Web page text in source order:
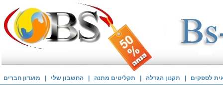
לספקים תקנון הגרלה תקליטים מתנה החשבון שלי מועדון חברים